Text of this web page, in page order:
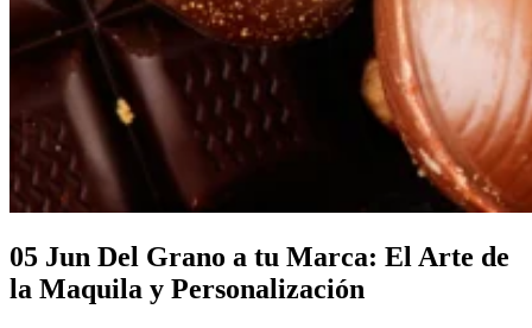
05 Jun Del Grano a tu Marca: El Arte de
la Maquila y Personalización